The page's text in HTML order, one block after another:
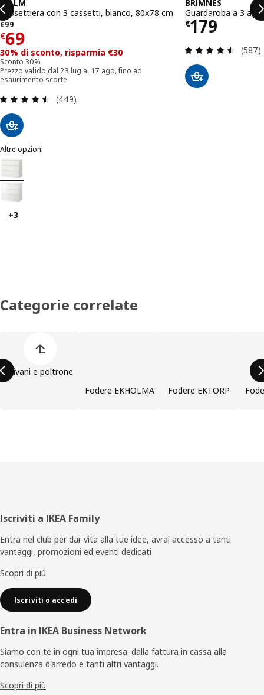
MALM
Cassettiera con 3 cassetti, bianco, 80x78 cm
€99
€ 99
€69
Prezzo € 69
30% di sconto, risparmia €30
Sconto 30%
Prezzo valido dal 23 lug al 17 ago, fino ad
esaurimento scorte
Recensione: 4.5 fuori da 5 stelle. Totale
(449)
Altre opzioni
MALM
Opzione: MALM, Cassettiera con 3 cassetti, bianco, 80x78 cm
Opzione: MALM, Cassettiera con 3 cassetti, lucido bianco, 80x78 cm
+3
BRIMNES
Guardaroba a 3
€179
Prezzo €
(587)
Categorie correlate
Divani e poltrone
Fodere EKHOLMA
Fodere EKTORP
Piè
di
pagina
Iscriviti a IKEA Family
Entra nel club per dar vita alla tue idee, avrai accesso a tanti
vantaggi, promozioni ed eventi dedicati
Scopri di più
Iscriviti o accedi
Entra in IKEA Business Network
Siamo con te in ogni tua impresa: dalla fattura in cassa alla
consulenza d'arredo e tanti altri vantaggi.
Scopri di più